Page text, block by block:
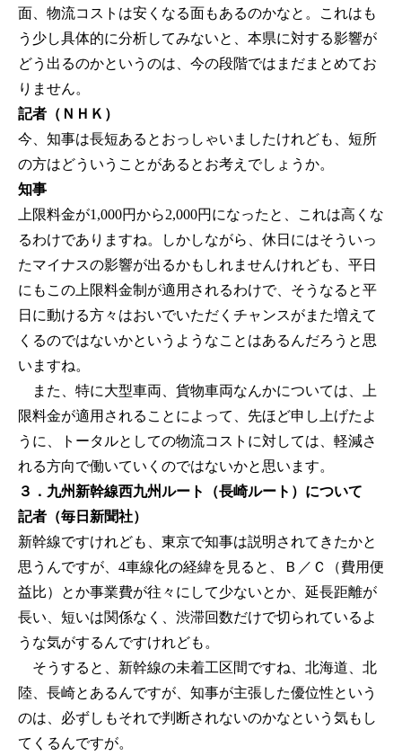
面、物流コストは安くなる面もあるのかなと。これはも
う少し具体的に分析してみないと、本県に対する影響が
どう出るのかというのは、今の段階ではまだまとめてお
りません。
記者（ＮＨＫ）
今、知事は長短あるとおっしゃいましたけれども、短所
の方はどういうことがあるとお考えでしょうか。
知事
上限料金が1,000円から2,000円になったと、これは高くな
るわけでありますね。しかしながら、休日にはそういっ
たマイナスの影響が出るかもしれませんけれども、平日
にもこの上限料金制が適用されるわけで、そうなると平
日に動ける方々はおいでいただくチャンスがまた増えて
くるのではないかというようなことはあるんだろうと思
いますね。
また、特に大型車両、貨物車両なんかについては、上
限料金が適用されることによって、先ほど申し上げたよ
うに、トータルとしての物流コストに対しては、軽減さ
れる方向で働いていくのではないかと思います。
３．九州新幹線西九州ルート（長崎ルート）について
記者（毎日新聞社）
新幹線ですけれども、東京で知事は説明されてきたかと
思うんですが、4車線化の経緯を見ると、Ｂ／Ｃ（費用便
益比）とか事業費が往々にして少ないとか、延長距離が
長い、短いは関係なく、渋滞回数だけで切られているよ
うな気がするんですけれども。
そうすると、新幹線の未着工区間ですね、北海道、北
陸、長崎とあるんですが、知事が主張した優位性という
のは、必ずしもそれで判断されないのかなという気もし
てくるんですが。